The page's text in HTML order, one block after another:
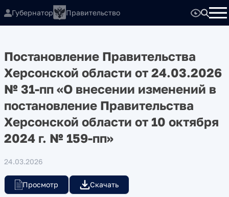
Губернатор Правительство
Постановление Правительства
Херсонской области от 24.03.2026
№ 31-пп «О внесении изменений в
постановление Правительства
Херсонской области от 10 октября
2024 г. № 159-пп»
24.03.2026
Просмотр Скачать